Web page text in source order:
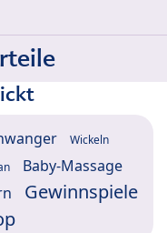
Wickeln
Baby-Massage
Gewinnspiele